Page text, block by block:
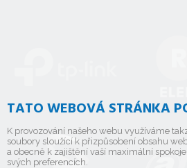
TATO WEBOVÁ STRÁNKA
K provozování našeho webu využíváme
soubory sloužící k přizpůsobení obsahu
a obecně k zajištění vaší maximální
svých preferencích.